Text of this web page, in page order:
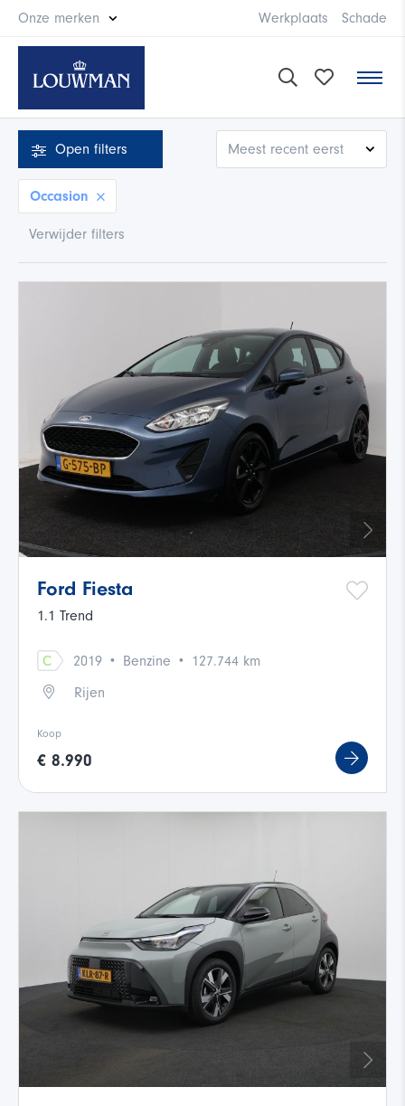
Onze merken Werkplaats Schade
Open filters
Occasion
Verwijder filters
Ford Fiesta
1.1 Trend
C 2019 · Benzine ·
127.744 km
Rijen
Koop
€ 8.990